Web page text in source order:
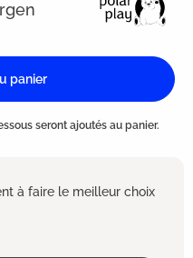
panier
seront ajoutés au panier.
à faire le meilleur choix